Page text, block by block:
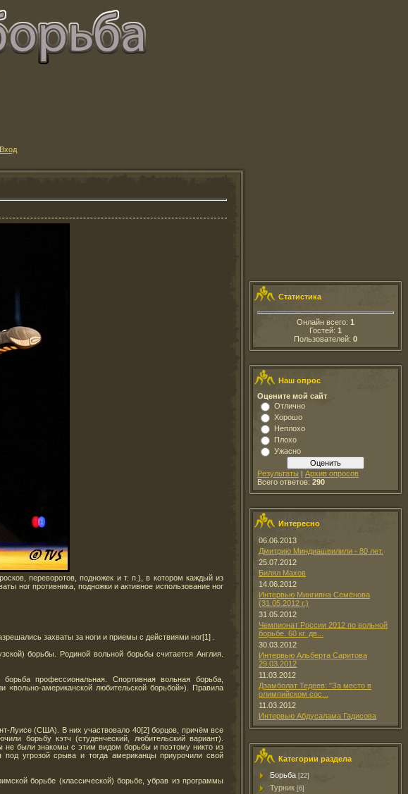
Вход
переворотов, подножек и т. п.), в котором каждый из
ног противника, подножки и активное использование ног
захваты за ноги и приемы с действиями ног[1] .
борьбы. Родиной вольной борьбы считается Англия.
профессиональная. Спортивная вольная борьба,
американской любительской борьбой»). Правила
Луисе (США). В них участвовало 40[2] борцов, причём все
борьбу кэтч (студенческий, любительский вариант).
не были знакомы с этим видом борьбы и поэтому никто из
угрозой срыва и тогда американцы приурочили свой
борьбе (классической) борьбе, убрав из программы
Статистика
Онлайн всего: 1
Гостей: 1
Пользователей: 0
Наш опрос
Оцените мой сайт
Отлично
Хорошо
Неплохо
Плохо
Ужасно
Результаты | Архив опросов
Всего ответов: 290
Интересно
06.06.2013
Дмитрию Миндиашвилили - 80 лет.
25.07.2012
Билял Махов
14.06.2012
Интервью Мингияна Семёнова
(31.05.2012 г.)
31.05.2012
Чемпионат России 2012 по вольной
борьбе. 60 кг. дв...
30.03.2012
Интервью Альберта Саритова
29.03.2012
11.03.2012
Дзамболат Тедеев: "За место в
олимпийском сос...
11.03.2012
Интервью Абдусалама Гадисова
Категории раздела
Борьба [22]
Турник [6]